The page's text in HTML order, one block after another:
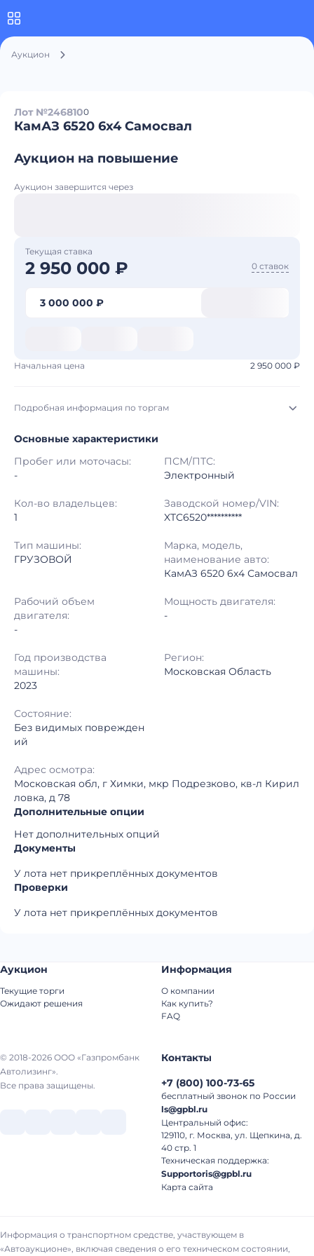
Аукцион
Лот №2468100
КамАЗ 6520 6x4 Самосвал
Аукцион на повышение
Аукцион завершится через
Текущая ставка
2 950 000 ₽ 0 ставок
3 000 000 ₽
Начальная цена 2 950 000 ₽
Подробная информация по торгам
Начало торгов: 03.08.2026, 09:10 МСК
10.08.2026, 09:10 МСК
Тип аукциона: Открытые торги
Шаг торгов: 50 000 ₽
Регион:
Основные характеристики
Пробег или моточасы:
-
ПСМ/ПТС:
Электронный
Кол-во владельцев:
1
Заводской номер/VIN:
XTC6520**********
Тип машины:
ГРУЗОВОЙ
Марка, модель,
наименование авто:
КамАЗ 6520 6x4 Самосвал
Рабочий объем
двигателя:
-
Мощность двигателя:
-
Год производства
машины:
2023
Регион:
Московская Область
Состояние:
Без видимых поврежден
ий
Адрес осмотра:
Московская обл, г Химки, мкр Подрезково, кв-л Кирил
ловка, д 78
Дополнительные опции
Нет дополнительных опций
Документы
У лота нет прикреплённых документов
Проверки
У лота нет прикреплённых документов
© 2018-2026 ООО «Газпромбанк
Автолизинг».
Все права защищены.
Аукцион
Текущие торги
Ожидают решения
Информация
О компании
Как купить?
FAQ
Контакты
+7 (800) 100-73-65
бесплатный звонок по России
ls@gpbl.ru
Центральный офис:
129110, г. Москва, ул. Щепкина, д.
40 стр. 1
Техническая поддержка:
Supportoris@gpbl.ru
Карта сайта
Информация о транспортном средстве, участвующем в
«Автоаукционе», включая сведения о его техническом состоянии,